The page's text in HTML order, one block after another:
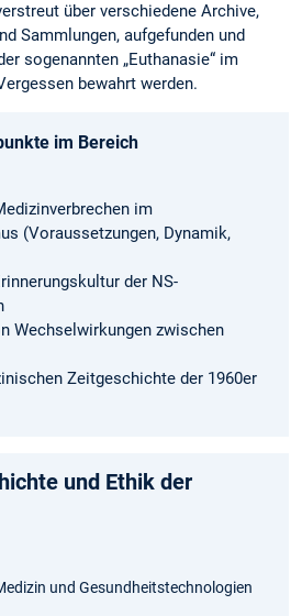
über verschiedene Archive,
Sammlungen, aufgefunden und
sogenannten „Euthanasie“ im
bewahrt werden.
im Bereich
im
(Voraussetzungen, Dynamik,
der NS-
Wechselwirkungen zwischen
Zeitgeschichte der 1960er
und Ethik der
und Gesundheitstechnologien